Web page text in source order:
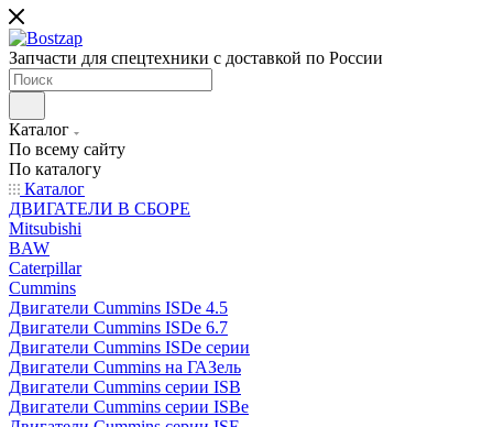
Запчасти для спецтехники с доставкой по России
Каталог
По всему сайту
По каталогу
Каталог
ДВИГАТЕЛИ В СБОРЕ
Mitsubishi
BAW
Caterpillar
Cummins
Двигатели Cummins ISDe 4.5
Двигатели Cummins ISDe 6.7
Двигатели Cummins ISDe серии
Двигатели Cummins на ГАЗель
Двигатели Cummins серии ISB
Двигатели Cummins серии ISBe